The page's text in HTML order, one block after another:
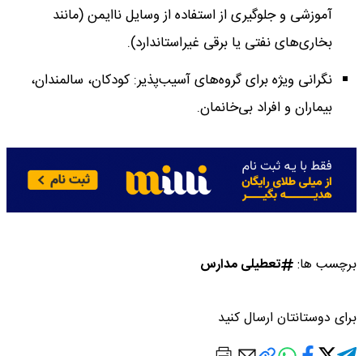
آموزشی و جلوگیری از استفاده از وسایل ناایمن (مانند
بخاری‌های نفتی یا برقی غیراستاندارد).
نگرانی ویژه برای گروه‌های آسیب‌پذیر: کودکان، سالمندان،
بیماران و افراد بی‌خانمان.
برچسب ها: تعطیلی مدارس
برای دوستانتان ارسال کنید